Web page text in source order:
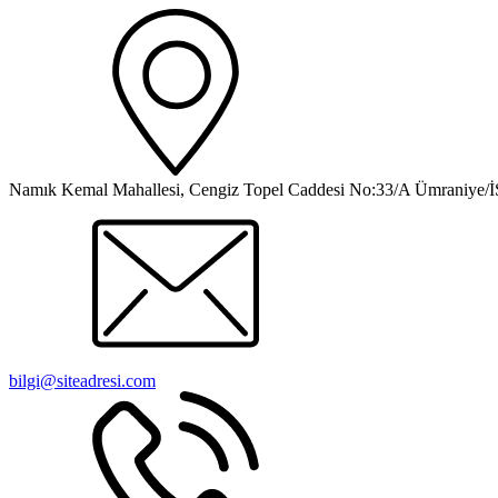
Namık Kemal Mahallesi, Cengiz Topel Caddesi No:33/A
bilgi@siteadresi.com